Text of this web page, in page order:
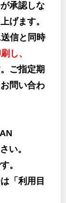
承認しな
げます。
信と同時
し、
ご指定期
問い合わ
い。
。
「利用目